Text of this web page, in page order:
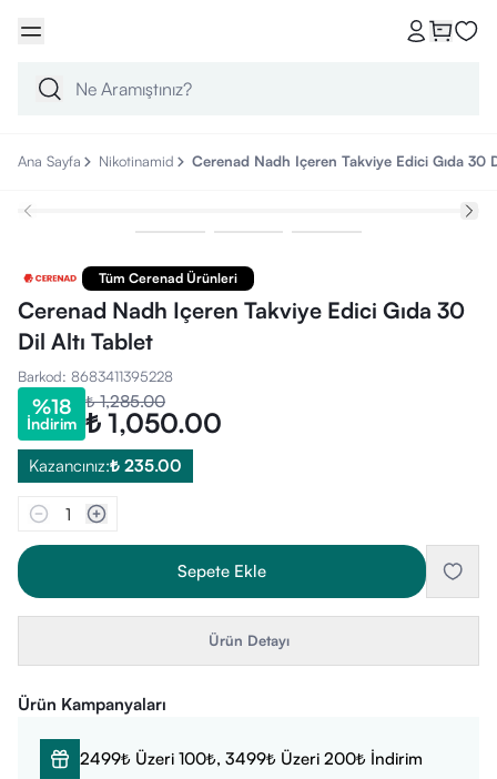
Ana Sayfa Nikotinamid Cerenad Nadh Içeren Takviye Edici Gıda 30
Tüm Cerenad Ürünleri
Cerenad Nadh Içeren Takviye Edici Gıda 30
Dil Altı Tablet
Barkod: 8683411395228
%18
İndirim
₺ 1,285.00
₺ 1,050.00
Kazancınız:₺ 235.00
1
Sepete Ekle
Ürün Detayı
Ürün Kampanyaları
2499₺ Üzeri 100₺, 3499₺ Üzeri 200₺ İndirim